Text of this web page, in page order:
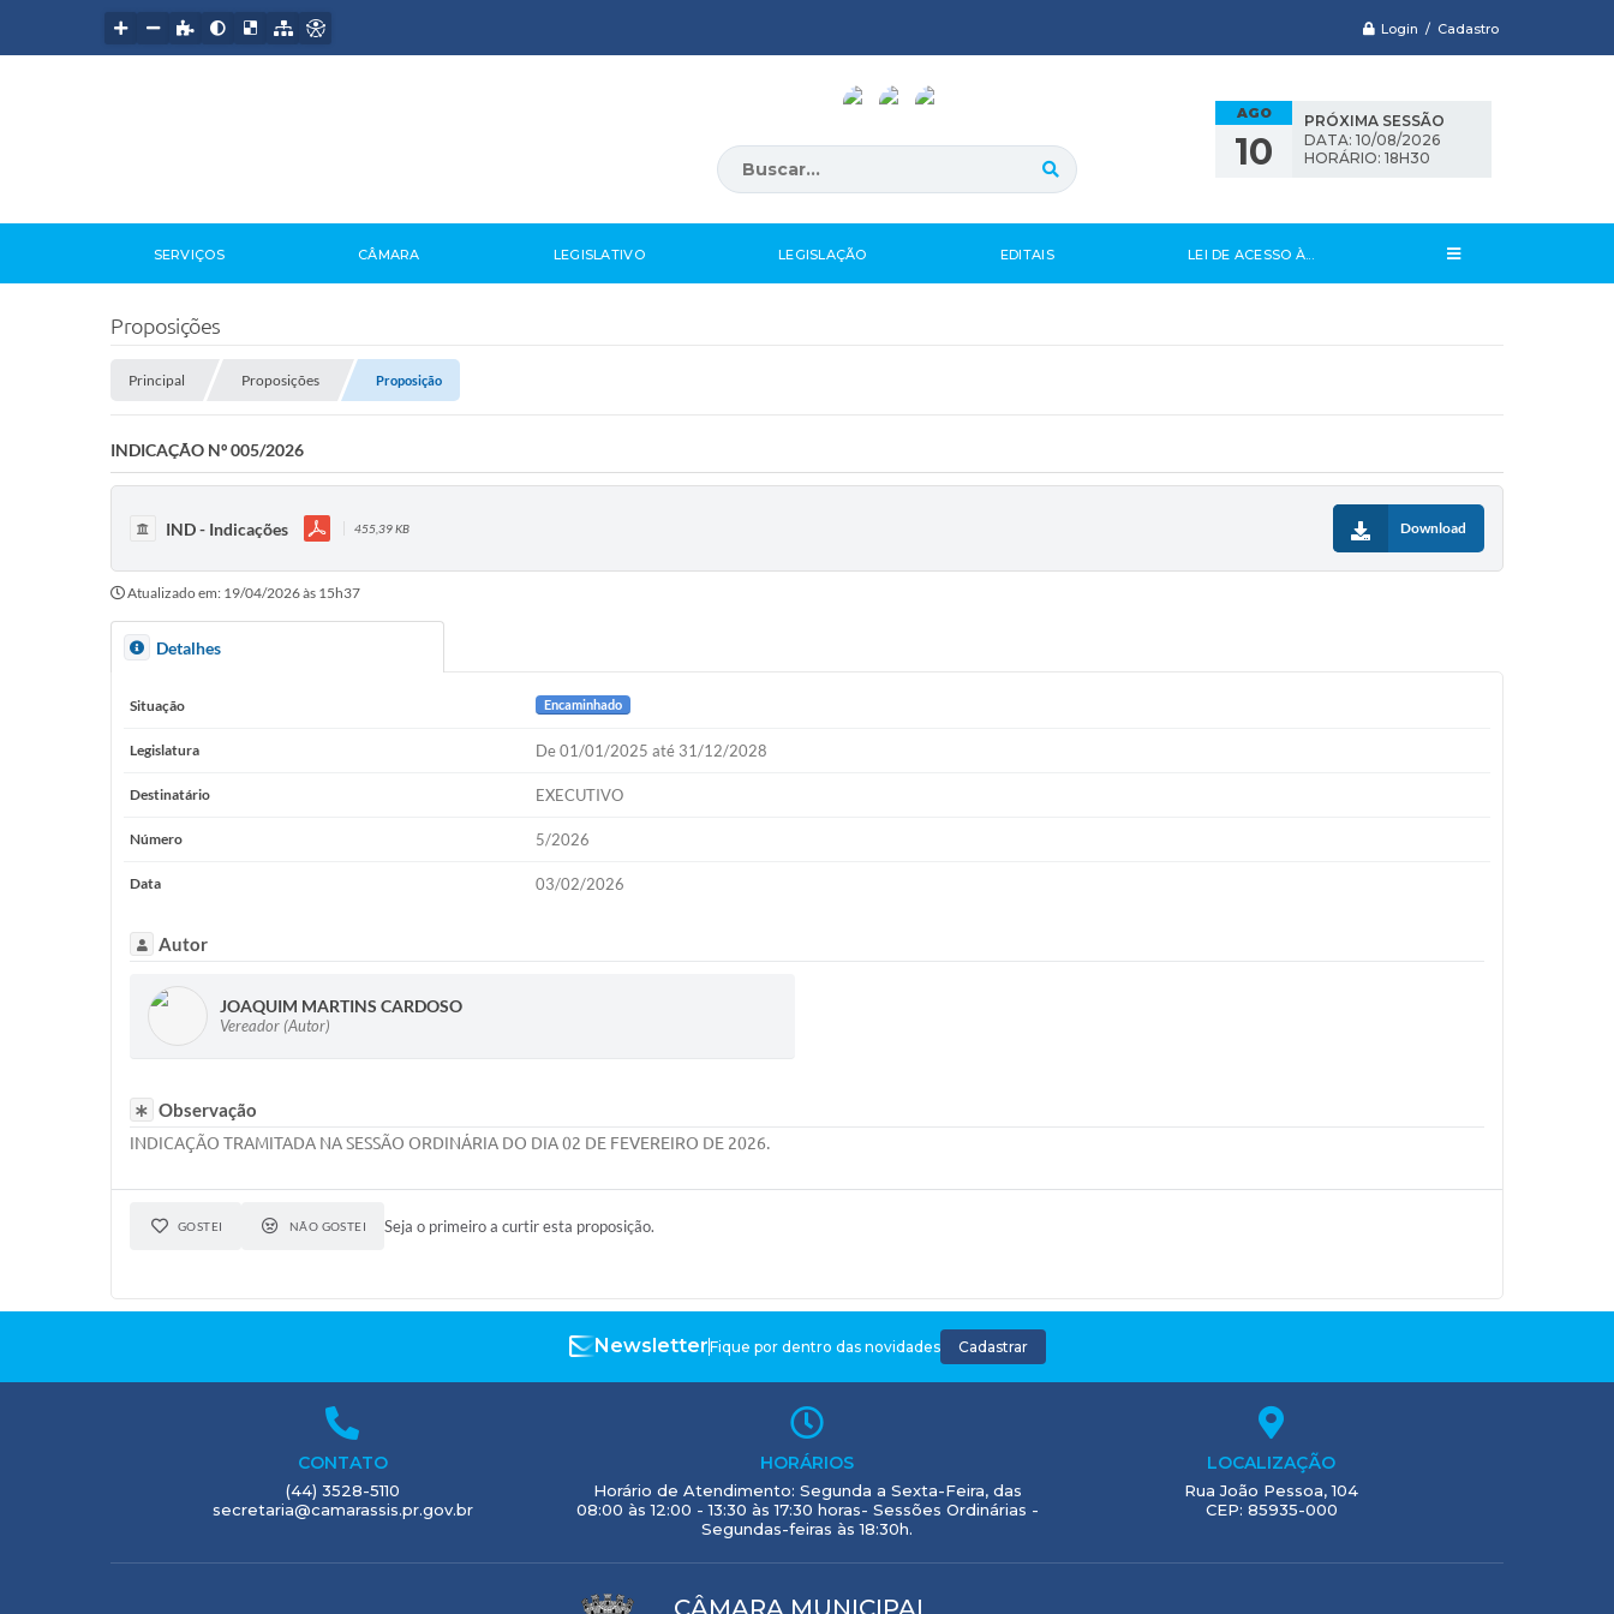
Login / Cadastro
AGO
10
PRÓXIMA SESSÃO
DATA: 10/08/2026
HORÁRIO: 18H30
SERVIÇOS CÂMARA LEGISLATIVO LEGISLAÇÃO EDITAIS LEI DE ACESSO À...
Proposições
Principal Proposições Proposição
INDICAÇÃO Nº 005/2026
IND - Indicações 455,39 KB Download
Atualizado em: 19/04/2026 às 15h37
Detalhes
Situação Encaminhado
Legislatura De 01/01/2025 até 31/12/2028
Destinatário EXECUTIVO
Número 5/2026
Data 03/02/2026
Autor
JOAQUIM MARTINS CARDOSO
Vereador (Autor)
Observação
INDICAÇÃO TRAMITADA NA SESSÃO ORDINÁRIA DO DIA 02 DE FEVEREIRO DE 2026.
GOSTEI NÃO GOSTEI Seja o primeiro a curtir esta proposição.
NewsletterFique por dentro das novidades Cadastrar
CONTATO
(44) 3528-5110
secretaria@camarassis.pr.gov.br
HORÁRIOS
Horário de Atendimento: Segunda a Sexta-Feira, das
08:00 às 12:00 - 13:30 às 17:30 horas- Sessões Ordinárias -
Segundas-feiras às 18:30h.
LOCALIZAÇÃO
Rua João Pessoa, 104
CEP: 85935-000
CÂMARA MUNICIPAL